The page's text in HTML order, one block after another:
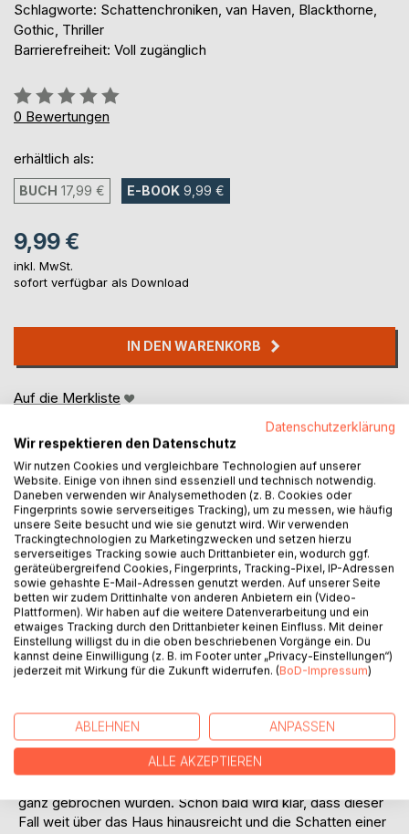
Schlagworte: Schattenchroniken, van Haven, Blackthorne,
Gothic, Thriller
Barrierefreiheit: Voll zugänglich
Bewertung::
0%
0 Bewertungen
erhältlich als:
BUCH 17,99 € E-BOOK 9,99 €
9,99 €
inkl. MwSt.
sofort verfügbar als Download
IN DEN WARENKORB
Auf die Merkliste
BESCHREIBUNG
Helena Blackthorne ist Ermittlerin, scharfzüngig, unbeirrbar
und mit einer ausgeprägten Abneigung gegen alles, was
sich wichtiger macht, als es sein sollte. Leider gilt das auch
für alte Herrenhäuser, verstörende Spiegel und Fälle, die
Als sie in Blackthorne House den rätselhaften Tod eines
Nachlassverwalters untersucht, stößt sie auf ein düsteres
Geheimnis aus verschwundenen Kindern, beschlagenem
ganz gebrochen wurden. Schon bald wird klar, dass dieser
Fall weit über das Haus hinausreicht und die Schatten einer
Datenschutzerklärung
Wir respektieren den Datenschutz
Wir nutzen Cookies und vergleichbare Technologien auf unserer
Website. Einige von ihnen sind essenziell und technisch notwendig.
Daneben verwenden wir Analysemethoden (z. B. Cookies oder
Fingerprints sowie serverseitiges Tracking), um zu messen, wie häufig
unsere Seite besucht und wie sie genutzt wird. Wir verwenden
Trackingtechnologien zu Marketingzwecken und setzen hierzu
serverseitiges Tracking sowie auch Drittanbieter ein, wodurch ggf.
geräteübergreifend Cookies, Fingerprints, Tracking-Pixel, IP-Adressen
sowie gehashte E-Mail-Adressen genutzt werden. Auf unserer Seite
betten wir zudem Drittinhalte von anderen Anbietern ein (Video-
Plattformen). Wir haben auf die weitere Datenverarbeitung und ein
etwaiges Tracking durch den Drittanbieter keinen Einfluss. Mit deiner
Einstellung willigst du in die oben beschriebenen Vorgänge ein. Du
kannst deine Einwilligung (z. B. im Footer unter „Privacy-Einstellungen“)
jederzeit mit Wirkung für die Zukunft widerrufen. (BoD-Impressum)
ABLEHNEN ANPASSEN
ALLE AKZEPTIEREN